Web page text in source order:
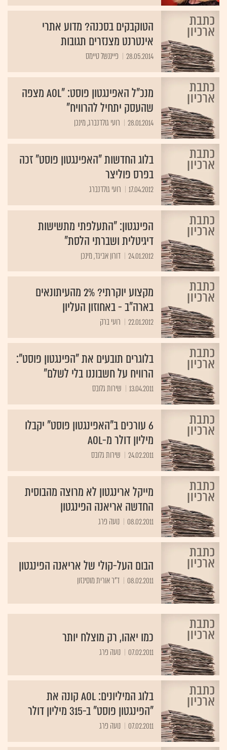
הטוקבקים בסכנה? מדוע אתרי
אינטרנט מצנזרים תגובות
28.05.2014 פייננשל טיימס
מנכ"ל האפינגטון פוסט: "AOL מצפה
שהעסק יתחיל להרוויח"
28.01.2014 רועי גולדנברג, מינכן
בלוג החדשות "האפינגטון פוסט" זכה
בפרס פוליצר
17.04.2012 רועי גולדנברג
הפינגטון: "התעלפתי מתשישות
דיגיטלית ושברתי הלסת"
24.01.2012 דורון אביגד, מינכן
מקצוע יוקרתי? 2% מהעיתונאים
בארה"ב - באחוזון העליון
22.01.2012 רועי ברק
בלוגרים תובעים את "הפינגטון פוסט":
הרוויח על חשבוננו בלי לשלם"
13.04.2011 שירות גלובס‏
6 עורכים ב"האפינגטון פוסט" יקבלו
מיליון דולר מ-AOL
24.02.2011
מייקל ארינגטון לא מרוצה מהבוסית
החדשה אריאנה הפינגטון
08.02.2011 נועה פרג
הבום העל-קולי של אריאנה הפינגטון
08.02.2011 ד"ר אורית מוסינזון
כמו יאהו, רק מוצלח יותר
07.02.2011 נועה פרג
בלוג המיליונים: AOL קונה את
"הפינגטון פוסט" ב-315 מיליון דולר
07.02.2011 נועה פרג